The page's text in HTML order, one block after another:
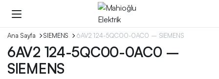
Ana Sayfa SIEMENS 6AV2 124-5QC00-0AC0 – SIEMENS
6AV2 124-5QC00-0AC0 –
SIEMENS